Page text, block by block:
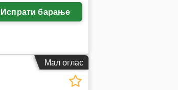
Испрати барање
Мал оглас